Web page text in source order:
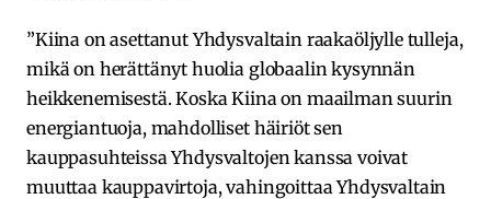
”Kiina on asettanut Yhdysvaltain raakaöljylle tulleja,
mikä on herättänyt huolia globaalin kysynnän
heikkenemisestä. Koska Kiina on maailman suurin
energiantuoja, mahdolliset häiriöt sen
kauppasuhteissa Yhdysvaltojen kanssa voivat
muuttaa kauppavirtoja, vahingoittaa Yhdysvaltain